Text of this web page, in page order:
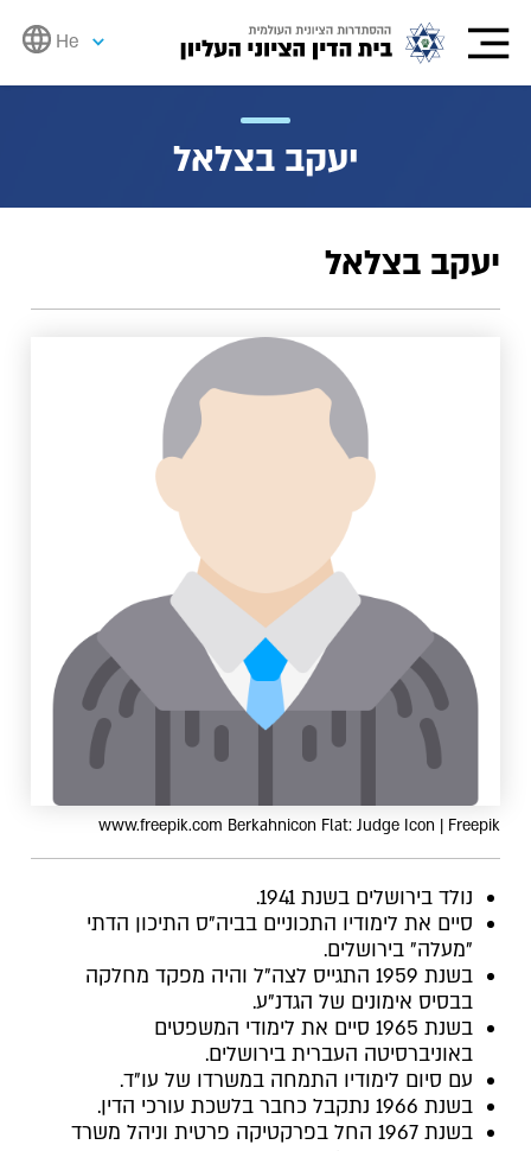
He
יעקב בצלאל
יעקב בצלאל
www.freepik.com Berkahnicon Flat: Judge Icon | Freepik
נולד בירושלים בשנת 1941.
סיים את לימודיו התכוניים בביה"ס התיכון הדתי
"מעלה" בירושלים.
בשנת 1959 התגייס לצה"ל והיה מפקד מחלקה
בבסיס אימונים של הגדנ"ע.
בשנת 1965 סיים את לימודי המשפטים
באוניברסיטה העברית בירושלים.
עם סיום לימודיו התמחה במשרדו של עו"ד.
בשנת 1966 נתקבל כחבר בלשכת עורכי הדין.
בשנת 1967 החל בפרקטיקה פרטית וניהל משרד